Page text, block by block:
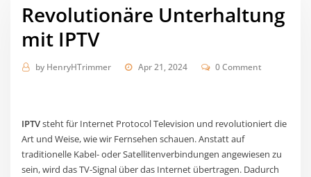
Revolutionäre Unterhaltung
mit IPTV
by HenryHTrimmer Apr 21, 2024 0 Comment
IPTVsteht für Internet Protocol Television und revolutioniert die
Art und Weise, wie wir Fernsehen schauen. Anstatt auf
traditionelle Kabel- oder Satellitenverbindungen angewiesen zu
sein, wird das TV-Signal über das Internet übertragen. Dadurch